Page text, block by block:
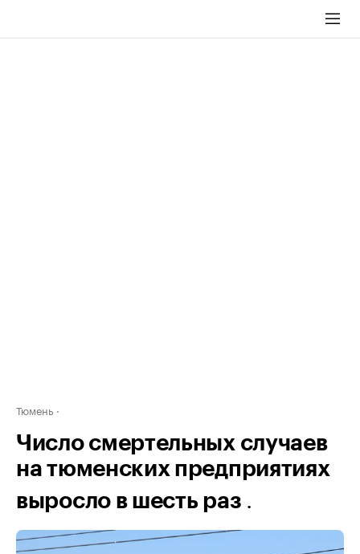
Тюмень
Число смертельных случаев
на тюменских предприятиях
выросло в шесть раз .